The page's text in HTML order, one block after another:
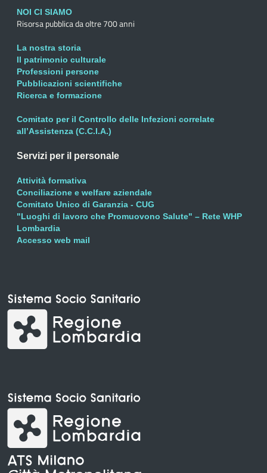
NOI CI SIAMO
Risorsa pubblica da oltre 700 anni
La nostra storia
Il patrimonio culturale
Professioni persone
Pubblicazioni scientifiche
Ricerca e formazione
Comitato per il Controllo delle Infezioni correlate
all’Assistenza (C.C.I.A.)
Servizi per il personale
Attività formativa
Conciliazione e welfare aziendale
Comitato Unico di Garanzia - CUG
"Luoghi di lavoro che Promuovono Salute" – Rete WHP
Lombardia
Accesso web mail